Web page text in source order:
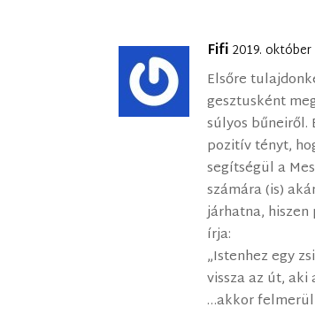
Fifi 2019. október
Elsőre
gesztusként
súlyos bűneiről.
pozitív tényt,
segítségül a
számára (is)
járhatna,
írja:
„Istenhez egy
vissza az út, aki
…akkor felmerül